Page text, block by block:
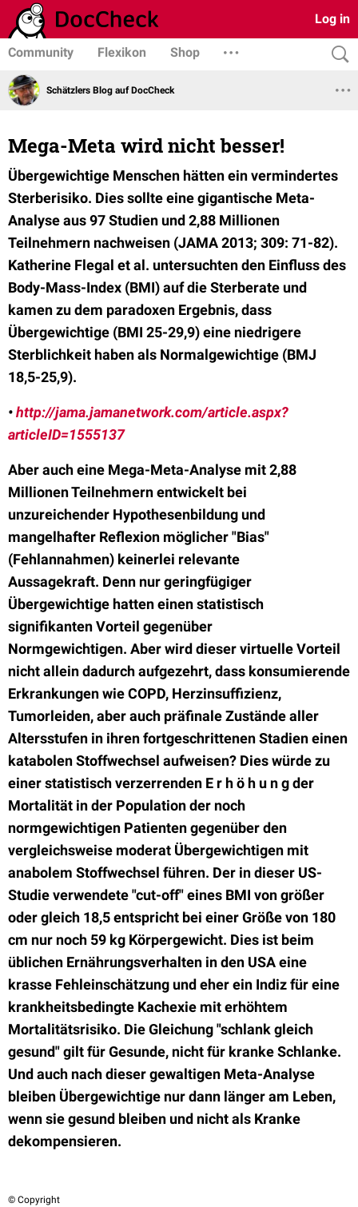
Log in
Community Flexikon Shop
Schätzlers Blog auf DocCheck
Mega-Meta wird nicht besser!
Übergewichtige Menschen hätten ein vermindertes
Sterberisiko. Dies sollte eine gigantische Meta-
Analyse aus 97 Studien und 2,88 Millionen
Teilnehmern nachweisen (JAMA 2013; 309: 71-82).
Katherine Flegal et al. untersuchten den Einfluss des
Body-Mass-Index (BMI) auf die Sterberate und
kamen zu dem paradoxen Ergebnis, dass
Übergewichtige (BMI 25-29,9) eine niedrigere
Sterblichkeit haben als Normalgewichtige (BMJ
18,5-25,9).
•http://jama.jamanetwork.com/article.aspx?
articleID=1555137
Aber auch eine Mega-Meta-Analyse mit 2,88
Millionen Teilnehmern entwickelt bei
unzureichender Hypothesenbildung und
mangelhafter Reflexion möglicher "Bias"
(Fehlannahmen) keinerlei relevante
Aussagekraft. Denn nur geringfügiger
Übergewichtige hatten einen statistisch
signifikanten Vorteil gegenüber
Normgewichtigen. Aber wird dieser virtuelle Vorteil
nicht allein dadurch aufgezehrt, dass konsumierende
Erkrankungen wie COPD, Herzinsuffizienz,
Tumorleiden, aber auch präfinale Zustände aller
Altersstufen in ihren fortgeschrittenen Stadien einen
katabolen Stoffwechsel aufweisen? Dies würde zu
einer statistisch verzerrenden E r h ö h u n g der
Mortalität in der Population der noch
normgewichtigen Patienten gegenüber den
vergleichsweise moderat Übergewichtigen mit
anabolem Stoffwechsel führen. Der in dieser US-
Studie verwendete "cut-off" eines BMI von größer
oder gleich 18,5 entspricht bei einer Größe von 180
cm nur noch 59 kg Körpergewicht. Dies ist beim
üblichen Ernährungsverhalten in den USA eine
krasse Fehleinschätzung und eher ein Indiz für eine
krankheitsbedingte Kachexie mit erhöhtem
Mortalitätsrisiko. Die Gleichung "schlank gleich
gesund" gilt für Gesunde, nicht für kranke Schlanke.
Und auch nach dieser gewaltigen Meta-Analyse
bleiben Übergewichtige nur dann länger am Leben,
wenn sie gesund bleiben und nicht als Kranke
dekompensieren.
© Copyright